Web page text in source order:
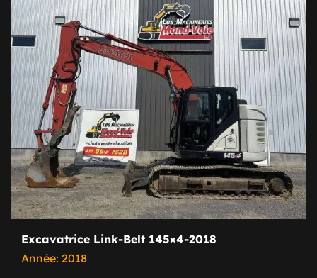
Excavatrice Link-Belt 145×4-2018
Année: 2018